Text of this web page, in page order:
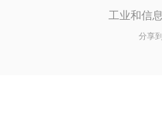
工业和信
分享